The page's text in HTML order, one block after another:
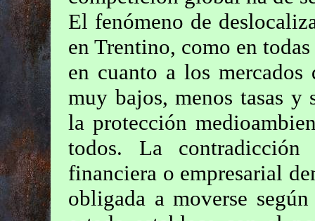
El fenómeno de
en Trentino, como en
en cuanto a los
muy bajos, menos tasas
la protección
todos. La
financiera o empresarial
obligada a moverse